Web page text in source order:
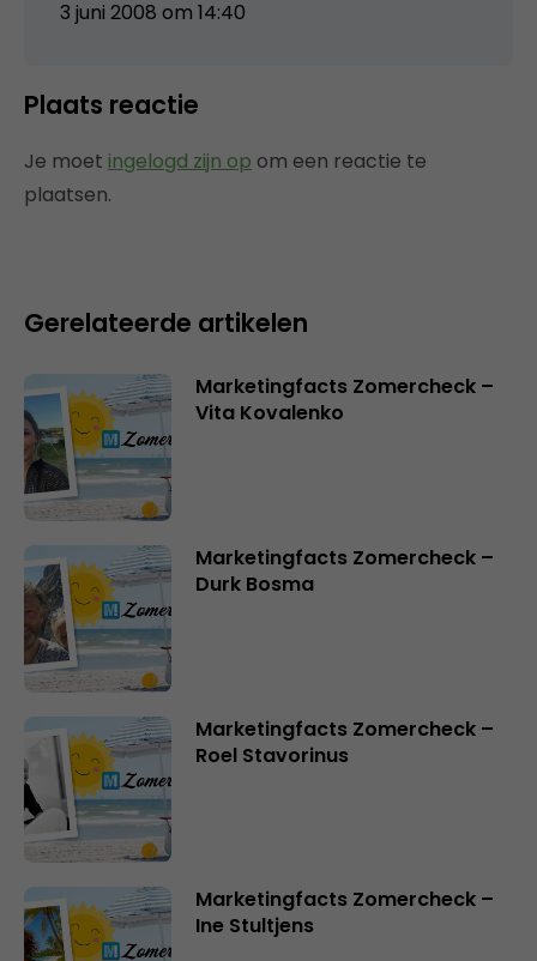
3 juni 2008 om 14:40
Plaats reactie
Je moet ingelogd zijn op om een reactie te
plaatsen.
Gerelateerde artikelen
Marketingfacts Zomercheck –
Vita Kovalenko
Marketingfacts Zomercheck –
Durk Bosma
Marketingfacts Zomercheck –
Roel Stavorinus
Marketingfacts Zomercheck –
Ine Stultjens